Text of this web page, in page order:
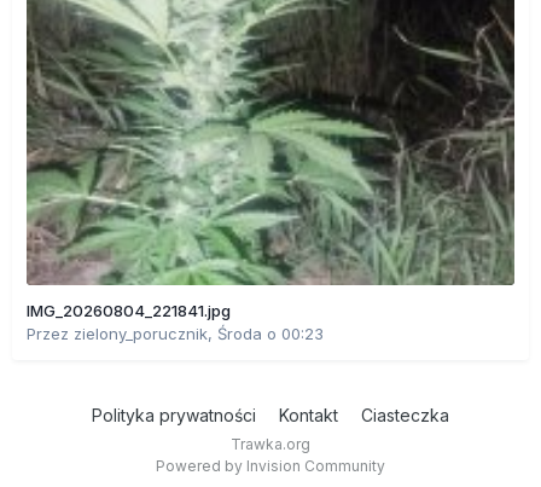
IMG_20260804_221841.jpg
Przez zielony_porucznik, Środa o 00:23
Polityka prywatności Kontakt Ciasteczka
Trawka.org
Powered by Invision Community